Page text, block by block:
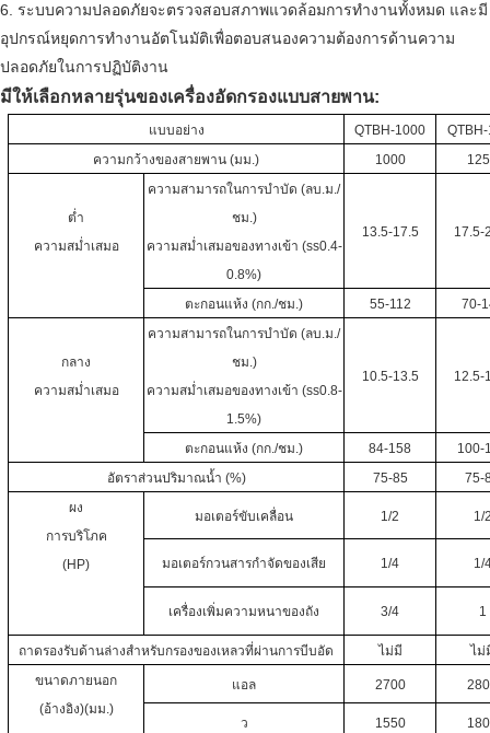
6. ระบบความปลอดภัยจะตรวจสอบสภาพแวดล้อมการทำงานทั้งหมด และมี
อุปกรณ์หยุดการทำงานอัตโนมัติเพื่อตอบสนองความต้องการด้านความ
ปลอดภัยในการปฏิบัติงาน
มีให้เลือกหลายรุ่นของเครื่องอัดกรองแบบสายพาน:
แบบอย่าง QTBH-1000
ความกว้างของสายพาน (มม.)
1000
ต่ำ
ความสม่ำเสมอ
ความสามารถในการบำบัด (ลบ.ม./
ชม.)
ความสม่ำเสมอของทางเข้า (ss0.4-
0.8%)
13.5-17.5 17.5-
ตะกอนแห้ง (กก./ชม.) 55-112 70-
กลาง
ความสม่ำเสมอ
ความสามารถในการบำบัด (ลบ.ม./
ชม.)
ความสม่ำเสมอของทางเข้า (ss0.8-
1.5%)
10.5-13.5 12.5-
ตะกอนแห้ง (กก./ชม.) 84-158
100-
อัตราส่วนปริมาณน้ำ (%)
75-85
75-
ผง
การบริโภค
(HP)
มอเตอร์ขับเคลื่อน 1/2 1/
มอเตอร์กวนสารกำจัดของเสีย 1/4 1/
เครื่องเพิ่มความหนาของถัง 3/4 1
ถาดรองรับด้านล่างสำหรับกรองของเหลวที่ผ่านการบีบอัด ไม่มี
ไม่
ขนาดภายนอก
(อ้างอิง)(มม.)
แอล 2700
ว 1550